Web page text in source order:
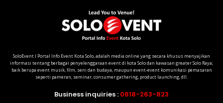
SoloEvent I Portal Info Event Kota Solo, adalah media online yang secara khusus menyajikan
informasi tentang berbagai penyelenggaraan event di kota Solo dan kawasan greater Solo Raya;
baik berupa event musik, film, seni dan budaya, maupun event-event komunikasi pemasaran
seperti pameran, seminar, consumer gathering, product launching, dll.
Business inquiries : 0818-263-823